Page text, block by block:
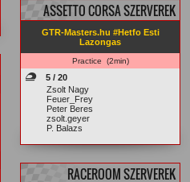
ASSETTO CORSA SZERVEREK
GTR-Masters.hu #Hetfo Esti
Lazongas
Practice (2min)
5 / 20
Zsolt Nagy
Feuer_Frey
Peter Beres
zsolt.geyer
P. Balazs
RACEROOM SZERVEREK